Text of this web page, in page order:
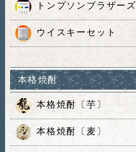
トンプソンブラザーズ
ウイスキーセット
本格焼酎
本格焼酎〔芋〕
本格焼酎〔麦〕